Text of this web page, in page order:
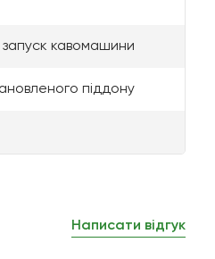
кавомашини
піддону
Написати відгук